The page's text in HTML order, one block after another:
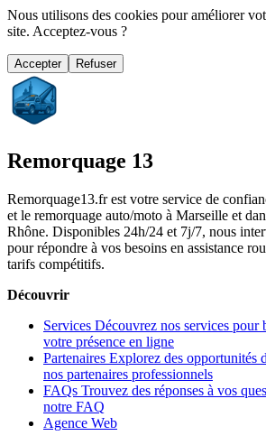
Nous utilisons des cookies pour améliorer
site. Acceptez-vous ?
Accepter Refuser
Remorquage 13
Remorquage13.fr est votre service de
et le remorquage auto/moto à Marseille et
Rhône. Disponibles 24h/24 et 7j/7, nous
pour répondre à vos besoins en assistance
tarifs compétitifs.
Découvrir
Services Découvrez nos services pour
votre présence en ligne
Partenaires Explorez des opportunités
nos partenaires professionnels
FAQs Trouvez des réponses à vos
notre FAQ
Agence Web